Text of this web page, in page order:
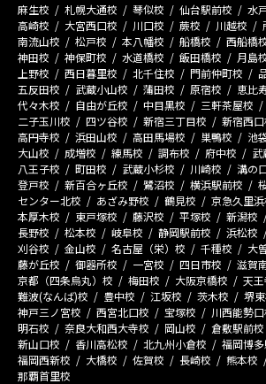
麻生校 札幌大通校 琴似校 仙台駅前校 水
高崎校
大宮西口校 川口校 蕨校 川越校
南流山校
松戸校 本八幡校 船橋校 西船橋
神田校
神保町校 水道橋校 飯田橋校 月島
上野校
西日暮里校 北千住校 門前仲町校
五反田校
武蔵小山校 蒲田校 原宿校 恵比
代々木校
自由が丘校 中目黒校 三軒茶屋校
二子玉川校
四ツ谷校 新宿三丁目校 新宿西口
高円寺校
浜田山校 高田馬場校 巣鴨校 池
大山校
成増校 練馬校 調布校 府中校
武
八王子校
町田校 武蔵小杉校 川崎校 溝の
登戸校
新百合ヶ丘校 鷺沼校 横浜駅前校
センター北校
あざみ野校 鶴見校 京急久里浜
本厚木校
東戸塚校 藤沢校 平塚校 新潟校
長野校
松本校 岐阜校 静岡駅前校 浜松校
刈谷校
金山校 名古屋（栄）校 千種校 大
藤が丘校
御器所校 一宮校 四日市校
滋賀
京都（四条烏丸）校
梅田校 大阪京橋校
天
難波(なんば)校
豊中校 江坂校 茨木校 堺
神戸三ノ宮校
西宮北口校 宝塚校 川西能勢
明石校
奈良大和西大寺校 岡山校 倉敷駅前校
新山口校
香川高松校 北九州小倉校
福岡博
福岡西新校
大橋校 佐賀校 長崎校 熊本校
那覇首里校